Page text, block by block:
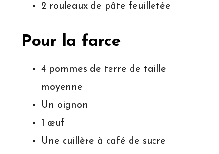
2 rouleaux de pâte feuilletée
Pour la farce
4 pommes de terre de taille
moyenne
Un oignon
1 œuf
Une cuillère à café de sucre